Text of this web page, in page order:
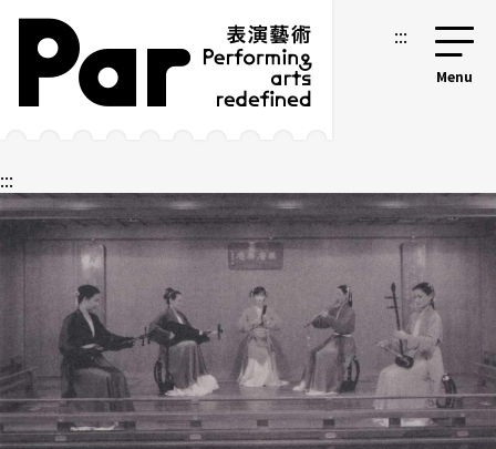
跳到主要内容区块
网站导览 :::
:::